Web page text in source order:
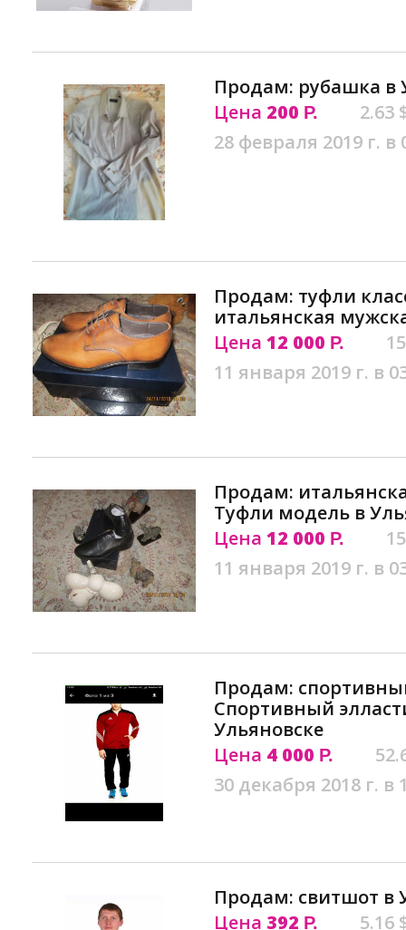
Продам: рубашка в
Цена 200 Р.
2.63
28 февраля 2019 г. в
Продам: туфли
итальянская
Цена 12 000 Р.
11 января 2019 г. в
Продам:
Туфли модель в
Цена 12 000 Р.
11 января 2019 г. в
Продам:
Спортивный
Ульяновске
Цена 4 000 Р.
30 декабря 2018 г. в
Продам: свитшот в
Цена 392 Р.
5.16